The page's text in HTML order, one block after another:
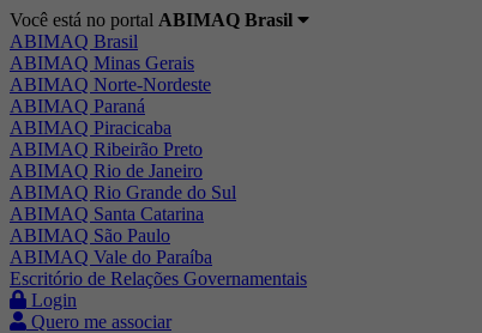
Você está no portal ABIMAQ Brasil
ABIMAQ Brasil
ABIMAQ Minas Gerais
ABIMAQ Norte-Nordeste
ABIMAQ Paraná
ABIMAQ Piracicaba
ABIMAQ Ribeirão Preto
ABIMAQ Rio de Janeiro
ABIMAQ Rio Grande do Sul
ABIMAQ Santa Catarina
ABIMAQ São Paulo
ABIMAQ Vale do Paraíba
Escritório de Relações Governamentais
Login
Quero me associar